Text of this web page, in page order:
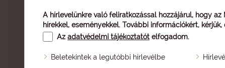
A hírlevelünkre való feliratkozással hozzájárul, hogy
hírekkel, eseményekkel. További információkért, kérjük,
Az adatvédelmi tájékoztatót elfogadom.
Beletekintek a legutóbbi hírlevélbe